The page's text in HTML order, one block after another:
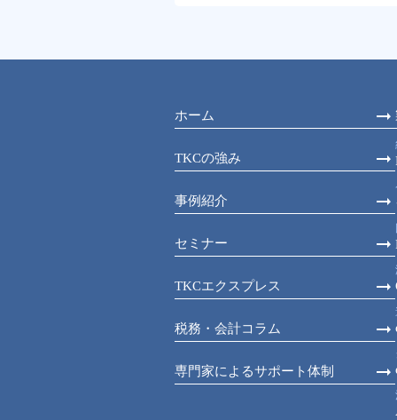
ホーム
TKCの強み
事例紹介
セミナー
TKCエクスプレス
税務・会計コラム
専門家によるサポート体制